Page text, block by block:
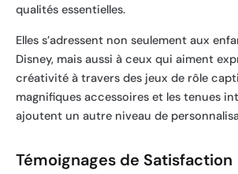
qualités essentielles.
Elles s’adressent non seulement aux
Disney, mais aussi à ceux qui aiment
créativité à travers des jeux de rôle
magnifiques accessoires et les tenues
ajoutent un autre niveau de
Témoignages de Satisfaction